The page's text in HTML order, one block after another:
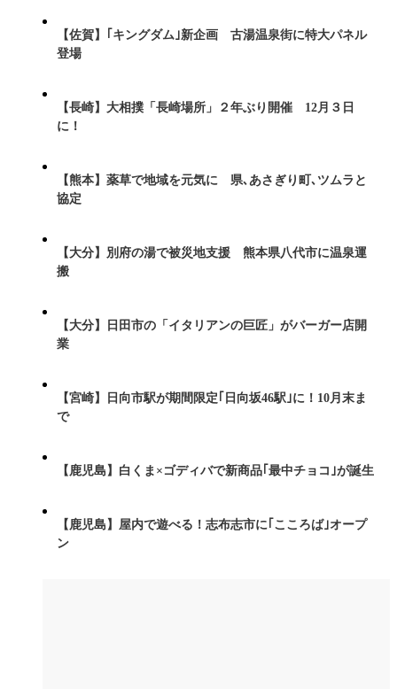
【佐賀】｢キングダム｣新企画 古湯温泉街に特大パネル
登場
【長崎】大相撲「長崎場所」２年ぶり開催 12月３日
に！
【熊本】薬草で地域を元気に 県､あさぎり町､ツムラと
協定
【大分】別府の湯で被災地支援 熊本県八代市に温泉運
搬
【大分】日田市の「イタリアンの巨匠」がバーガー店開
業
【宮崎】日向市駅が期間限定｢日向坂46駅｣に！10月末ま
で
【鹿児島】白くま×ゴディバで新商品｢最中チョコ｣が誕生
【鹿児島】屋内で遊べる！志布志市に｢こころば｣オープ
ン